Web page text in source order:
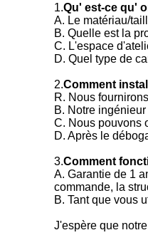
1.Qu' est-ce qu'
A. Le matériau/
B. Quelle est la
C. L'espace
D. Quel type de
2.Comment
R. Nous
B. Notre
C. Nous pouvons
D. Après le
3.Comment
A. Garantie de 1
commande, la
B. Tant que vous
J'espère que